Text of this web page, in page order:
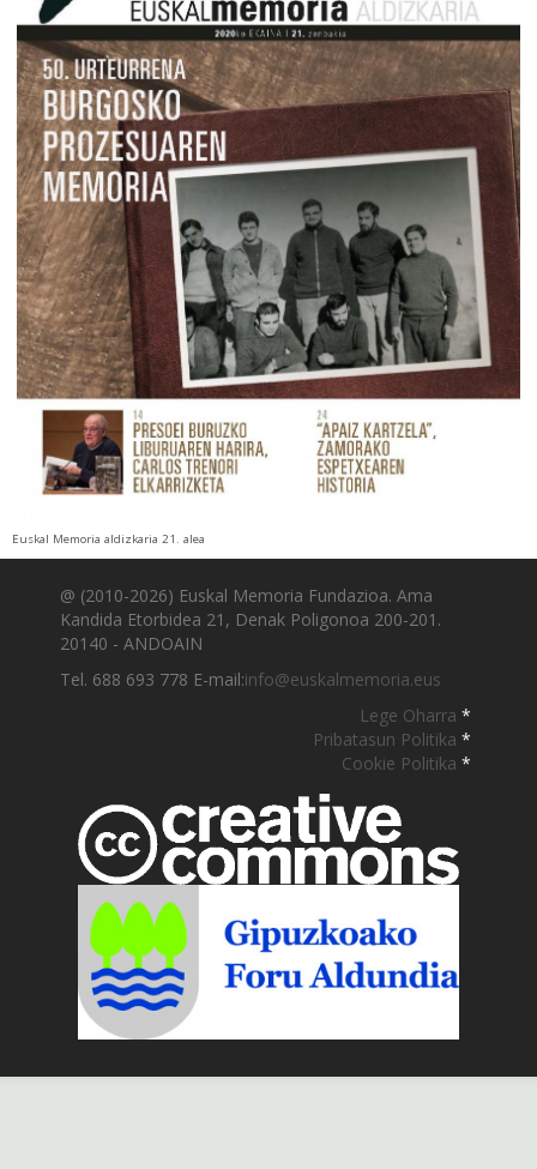
Euskal Memoria aldizkaria 21. alea
@ (2010-2026) Euskal Memoria Fundazioa. Ama
Kandida Etorbidea 21, Denak Poligonoa 200-201.
20140 - ANDOAIN
Tel. 688 693 778 E-mail:info@euskalmemoria.eus
Lege Oharra *
Pribatasun Politika *
Cookie Politika *